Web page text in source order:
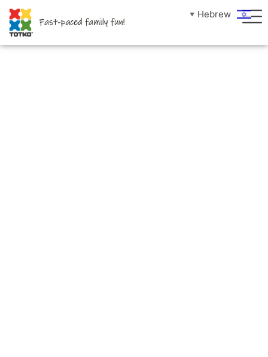
לתוכן
Hebrew
▼